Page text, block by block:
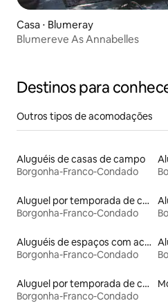
Casa ⋅ Blumeray
Blumereve As Annabelles
Destinos para
Outros tipos de acomodações
Aluguéis de casas de campo
Borgonha-Franco-Condado
Aluguel por temporada de casas de hóspedes
Borgonha-Franco-Condado
Aluguéis de espaços com acesso direto a pistas de esqui
Borgonha-Franco-Condado
Aluguel por temporada de casas de veraneio
Borgonha-Franco-Condado